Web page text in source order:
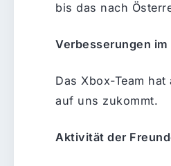
bis das nach
Verbesserungen im
Das Xbox-Team
auf uns zukommt.
Aktivität der